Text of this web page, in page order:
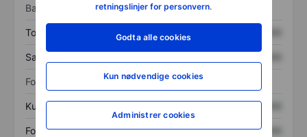
retningslinjer for personvern.
Godta alle cookies
Kun nødvendige cookies
Administrer cookies
Balanse
Totale eiendeler XXXXXXX
Samlet gjeld
Forholdstall
Kurs/salg XXXXXXX
Fortjeneste per aksje XXXXXXX XXXXXXX